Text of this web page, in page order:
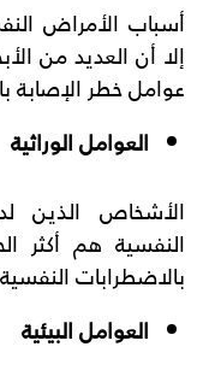
أسباب الأمراض
إلا أن العديد من
عوامل خطر الإصابة
العوامل الوراثية
الأشخاص الذين
النفسية هم أكثر
بالاضطرابات
العوامل البيئية